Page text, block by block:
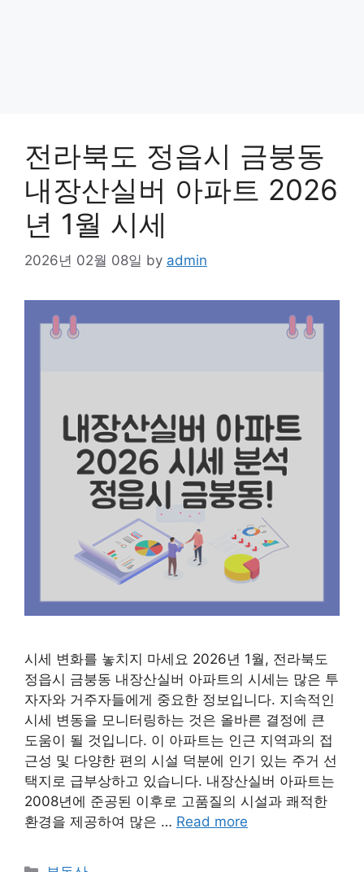
전라북도 정읍시 금붕동
내장산실버 아파트 2026
년 1월 시세
2026년 02월 08일 by admin
시세 변화를 놓치지 마세요 2026년 1월, 전라북도
정읍시 금붕동 내장산실버 아파트의 시세는 많은 투
자자와 거주자들에게 중요한 정보입니다. 지속적인
시세 변동을 모니터링하는 것은 올바른 결정에 큰
도움이 될 것입니다. 이 아파트는 인근 지역과의 접
근성 및 다양한 편의 시설 덕분에 인기 있는 주거 선
택지로 급부상하고 있습니다. 내장산실버 아파트는
2008년에 준공된 이후로 고품질의 시설과 쾌적한
환경을 제공하여 많은 … Read more
Categories